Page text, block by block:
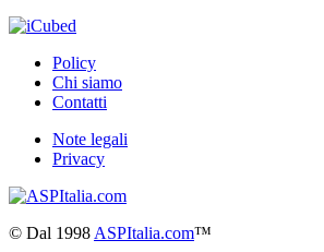
Policy
Chi siamo
Contatti
Note legali
Privacy
© Dal 1998 ASPItalia.com™